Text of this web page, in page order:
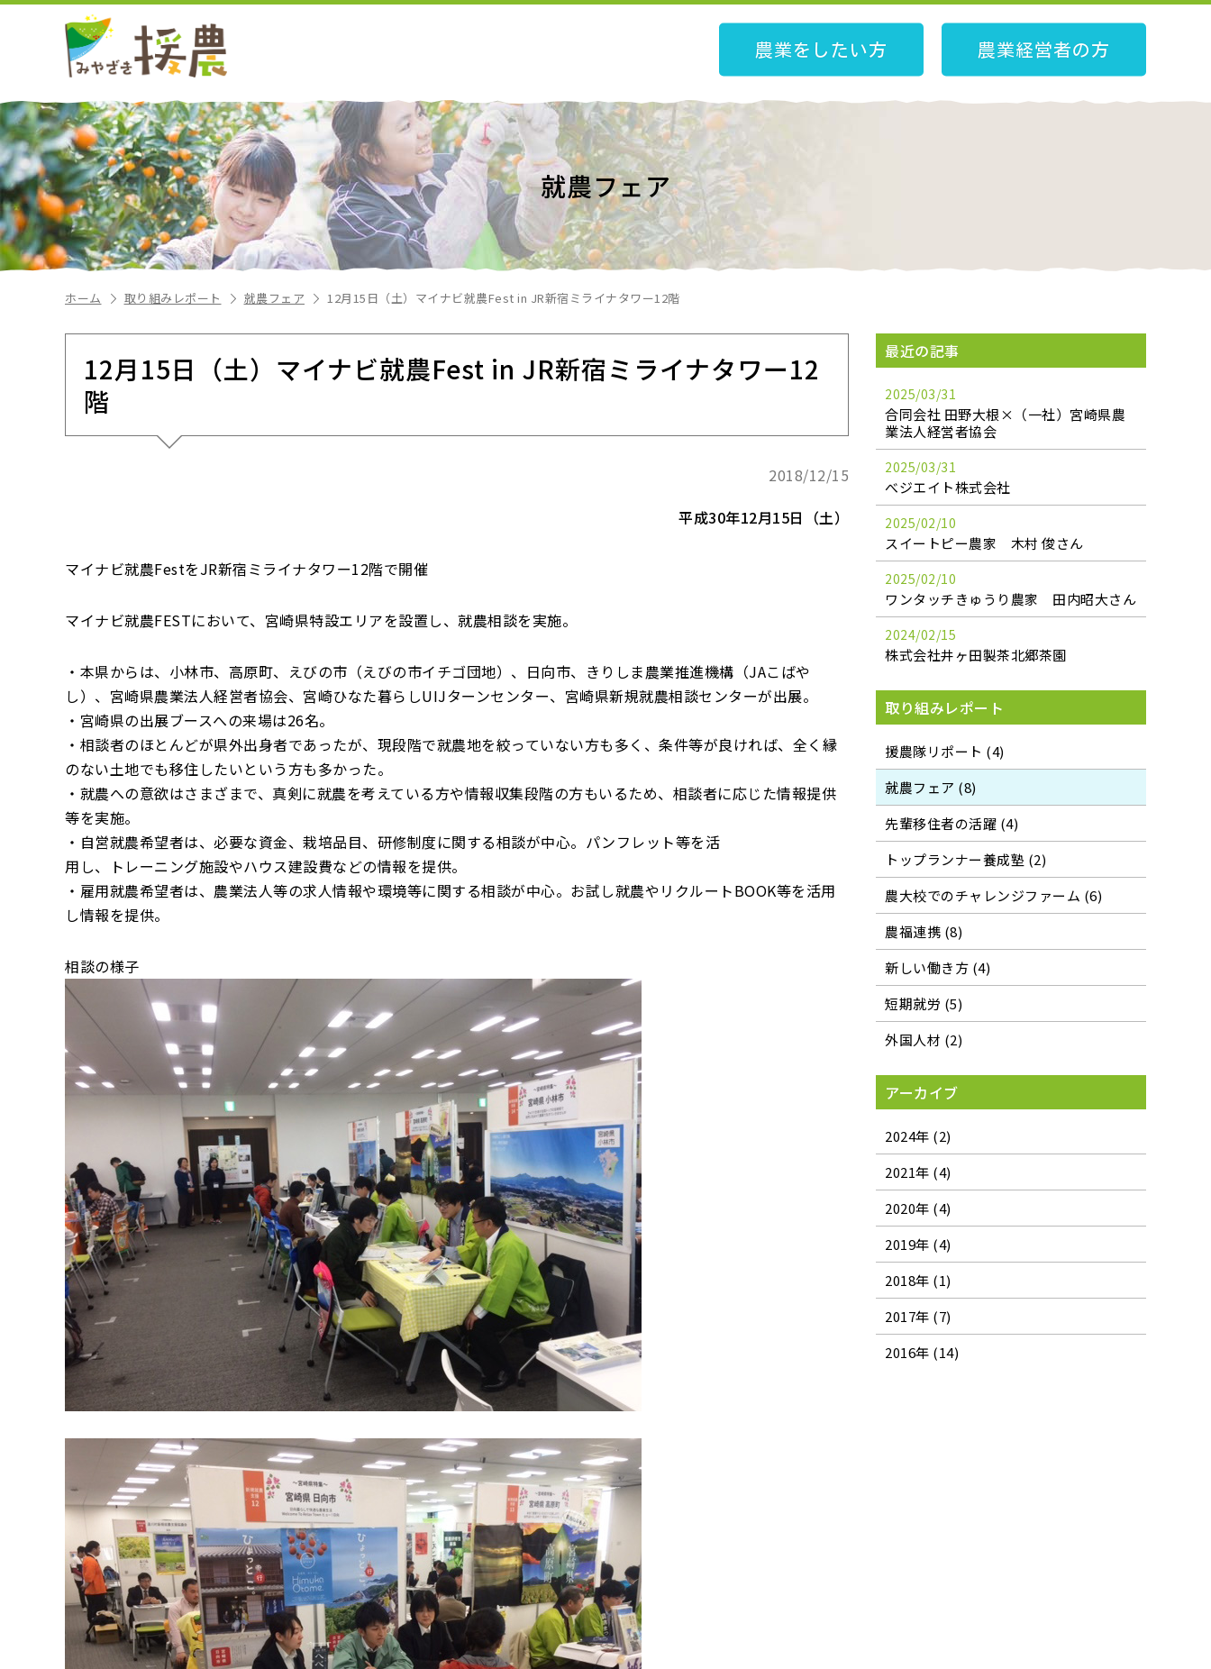
農業をしたい方 農業経営者の方
就農フェア
ホーム 取り組みレポート 就農フェア 12月15日（土）マイナビ就農Fest in JR新宿ミライナタワー12階
12月15日（土）マイナビ就農Fest in JR新宿ミライナタワー12
階
2018/12/15
平成30年12月15日（土）
マイナビ就農FestをJR新宿ミライナタワー12階で開催
マイナビ就農FESTにおいて、宮崎県特設エリアを設置し、就農相談を実施。
・本県からは、小林市、高原町、えびの市（えびの市イチゴ団地）、日向市、きりしま農業推進機構（JAこばや
し）、宮崎県農業法人経営者協会、宮崎ひなた暮らしUIJターンセンター、宮崎県新規就農相談センターが出展。
・宮崎県の出展ブースへの来場は26名。
・相談者のほとんどが県外出身者であったが、現段階で就農地を絞っていない方も多く、条件等が良ければ、全く縁
のない土地でも移住したいという方も多かった。
・就農への意欲はさまざまで、真剣に就農を考えている方や情報収集段階の方もいるため、相談者に応じた情報提供
等を実施。
・自営就農希望者は、必要な資金、栽培品目、研修制度に関する相談が中心。パンフレット等を活
用し、トレーニング施設やハウス建設費などの情報を提供。
・雇用就農希望者は、農業法人等の求人情報や環境等に関する相談が中心。お試し就農やリクルートBOOK等を活用
し情報を提供。
相談の様子
最近の記事
2025/03/31
合同会社 田野大根×（一社）宮崎県農
業法人経営者協会
2025/03/31
べジエイト株式会社
2025/02/10
スイートピー農家 木村 俊さん
2025/02/10
ワンタッチきゅうり農家 田内昭大さん
2024/02/15
株式会社井ヶ田製茶北郷茶園
取り組みレポート
援農隊リポート (4)
就農フェア (8)
先輩移住者の活躍 (4)
トップランナー養成塾 (2)
農大校でのチャレンジファーム (6)
農福連携 (8)
新しい働き方 (4)
短期就労 (5)
外国人材 (2)
アーカイブ
2024年 (2)
2021年 (4)
2020年 (4)
2019年 (4)
2018年 (1)
2017年 (7)
2016年 (14)